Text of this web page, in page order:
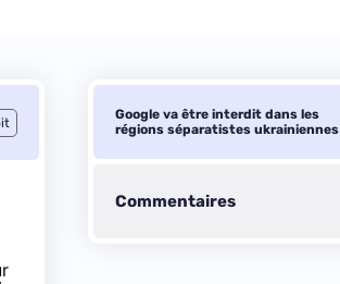
Google va être interdit dans les
régions séparatistes ukrainiennes
Commentaires